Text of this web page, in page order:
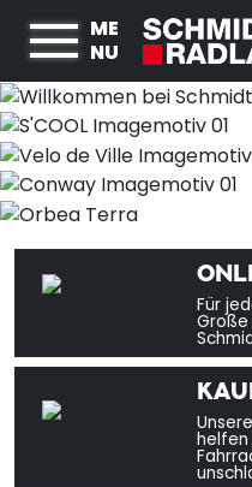
ME
NU
Für
helfen